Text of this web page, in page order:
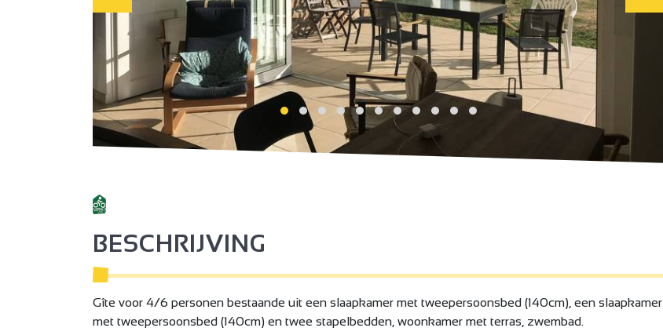
BESCHRIJVING
Gîte voor 4/6 personen bestaande uit een slaapkamer met tweepersoonsbed (140cm), een slaapkamer
met tweepersoonsbed (140cm) en twee stapelbedden, woonkamer met terras, zwembad.